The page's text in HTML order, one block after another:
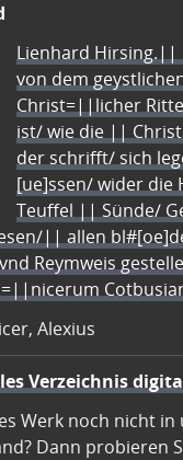
Lienhard Hirsing.||
von dem
Christ=||licher
ist/ wie die ||
der schrifft/ sich
[ue]ssen/ wider die
Teuffel || Sünde/
|| allen
Reymweis
Alexius
Verzeichnis
Werk noch nicht in
Dann probieren